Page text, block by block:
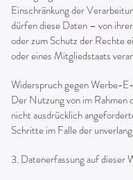
Einschränkung der
dürfen diese Daten – von
oder zum Schutz der Rechte
oder eines Mitgliedstaats
Widerspruch gegen Werbe-
Der Nutzung von im
nicht ausdrücklich
Schritte im Falle der
3. Datenerfassung auf dieser